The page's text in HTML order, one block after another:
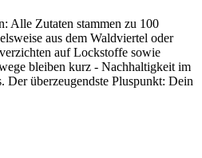
Alle Zutaten stammen zu 100
aus dem Waldviertel oder
auf Lockstoffe sowie
bleiben kurz - Nachhaltigkeit im
Der überzeugendste Pluspunkt: Dein